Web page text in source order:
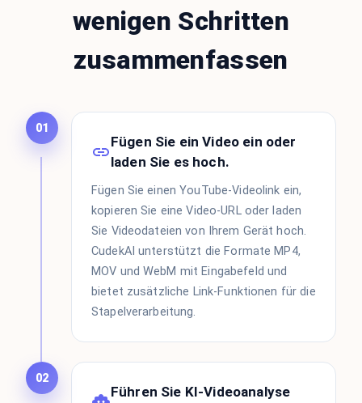
wenigen Schritten
zusammenfassen
01
Fügen Sie ein Video ein oder
laden Sie es hoch.
Fügen Sie einen YouTube-Videolink ein,
kopieren Sie eine Video-URL oder laden
Sie Videodateien von Ihrem Gerät hoch.
CudekAI unterstützt die Formate MP4,
MOV und WebM mit Eingabefeld und
bietet zusätzliche Link-Funktionen für die
Stapelverarbeitung.
02
Führen Sie KI-Videoanalyse